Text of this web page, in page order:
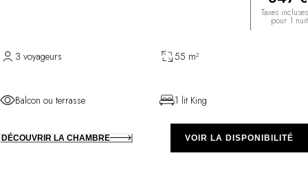
Taxes incluses
pour 1 nuit
3 voyageurs 55 m²
Balcon ou terrasse 1 lit King
DÉCOUVRIR LA CHAMBRE VOIR LA DISPONIBILITÉ